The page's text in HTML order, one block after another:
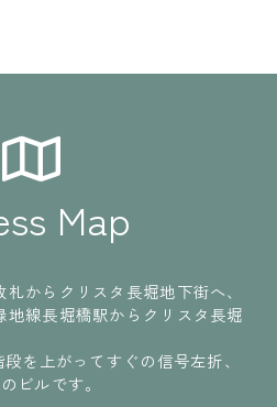
Map
からクリスタ長堀地下街へ、
地線長堀橋駅からクリスタ長堀
を上がってすぐの信号左折、
ビルです。